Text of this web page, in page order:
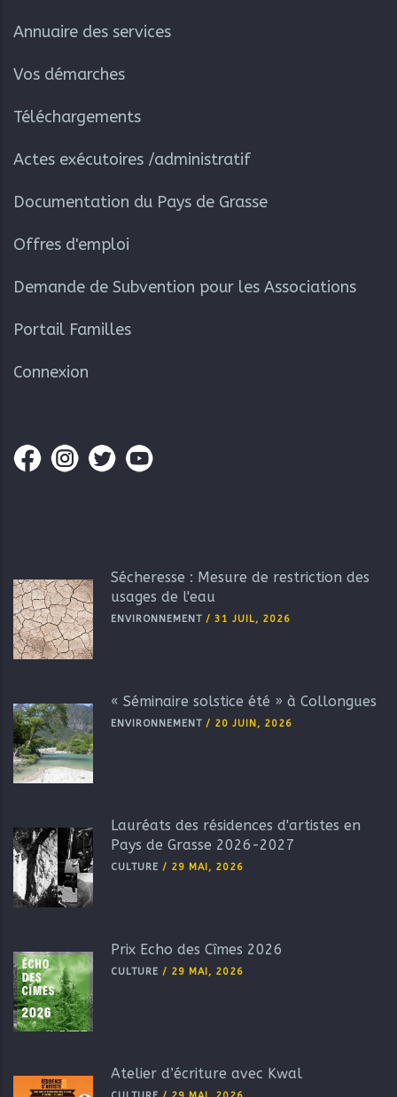
Annuaire des services
Vos démarches
Téléchargements
Actes exécutoires /administratif
Documentation du Pays de Grasse
Offres d'emploi
Demande de Subvention pour les Associations
Portail Familles
Connexion
Sécheresse : Mesure de restriction des
usages de l'eau
ENVIRONNEMENT / 31 JUIL, 2026
« Séminaire solstice été » à Collongues
ENVIRONNEMENT / 20 JUIN, 2026
Lauréats des résidences d'artistes en
Pays de Grasse 2026-2027
CULTURE / 29 MAI, 2026
Prix Echo des Cîmes 2026
CULTURE / 29 MAI, 2026
Atelier d’écriture avec Kwal